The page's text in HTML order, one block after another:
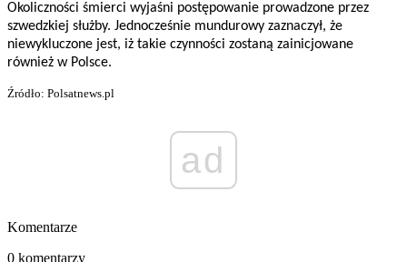
Okoliczności śmierci wyjaśni postępowanie prowadzone przez
szwedzkiej służby. Jednocześnie mundurowy zaznaczył, że
niewykluczone jest, iż takie czynności zostaną zainicjowane
również w Polsce.
Źródło: Polsatnews.pl
ad
Komentarze
0 komentarzy